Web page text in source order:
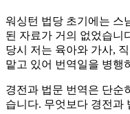
워싱턴 법당 초기에는 스
된 자료가 거의 없었습니
당시 저는 육아와 가사,
맡고 있어 번역일을 병행
경전과 법문 번역은 단순
습니다. 무엇보다 경전과